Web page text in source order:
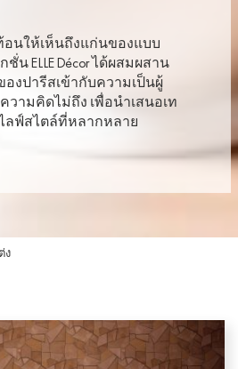
นให้เห็นถึงแก่นของแบบ
น ELLE Décor ได้ผสมผสาน
งปารีสเข้ากับความเป็นผู้
ามคิดไม่ถึง เพื่อนำเสนอเท
ลฟ์สไตล์ที่หลากหลาย
ง